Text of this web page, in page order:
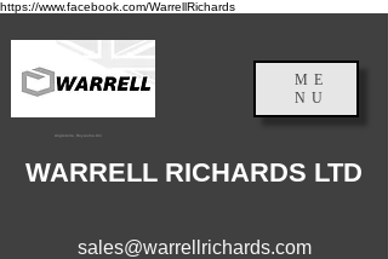
https://www.facebook.com/WarrellRichards
Angleterre, Royaume-Uni
ME
NU
WARRELL RICHARDS LTD
sales@warrellrichards.com